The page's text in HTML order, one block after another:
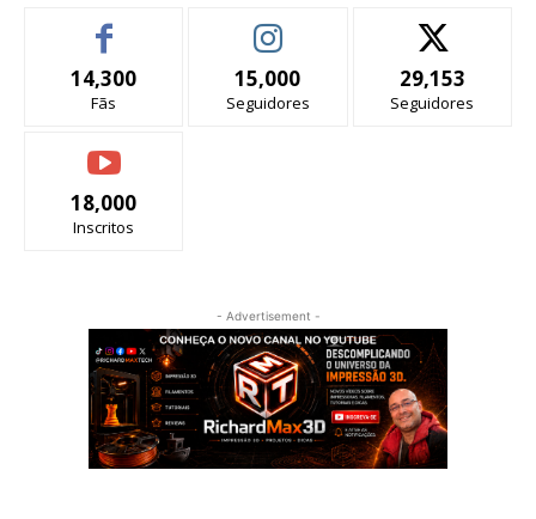
14,300
Fãs
15,000
Seguidores
29,153
Seguidores
18,000
Inscritos
- Advertisement -